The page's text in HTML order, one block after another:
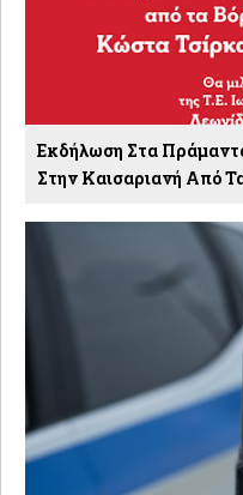
Εκδήλωση Στα
Στην Καισαριανή Από